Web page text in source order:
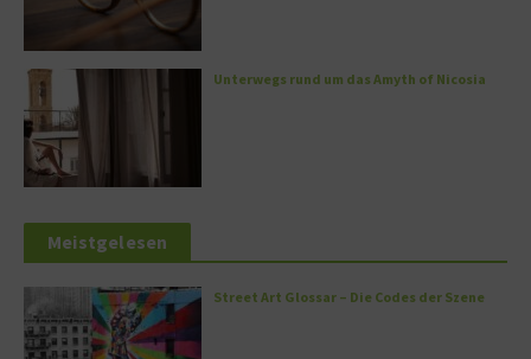
Unterwegs rund um das Amyth of Nicosia
Meistgelesen
Street Art Glossar – Die Codes der Szene